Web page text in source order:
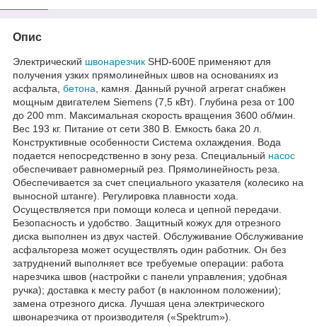
Опис
Электрический швонарезчик SHD-600Е применяют для
получения узких прямолинейных швов на основаниях из
асфальта, бетона , камня. Данный ручной агрегат снабжен
мощным двигателем Siemens (7,5 кВт). Глубина реза от 100
до 200 mm. Максимальная скорость вращения 3600 об/мин.
Вес 193 кг. Питание от сети 380 В. Емкость бака 20 л.
Конструктивные особенности Система охлаждения. Вода
подается непосредственно в зону реза. Специальный насос
обеспечивает равномерный рез. Прямолинейность реза.
Обеспечивается за счет специального указателя (колесико на
выносной штанге). Регулировка плавности хода.
Осуществляется при помощи колеса и цепной передачи.
Безопасность и удобство. Защитный кожух для отрезного
диска выполнен из двух частей. Обслуживание Обслуживание
асфальтореза может осуществлять один работник. Он без
затруднений выполняет все требуемые операции: работа
нарезчика швов (настройки с панели управления; удобная
ручка); доставка к месту работ (в наклонном положении);
замена отрезного диска. Лучшая цена электрического
швонарезчика от производителя («Spektrum»).